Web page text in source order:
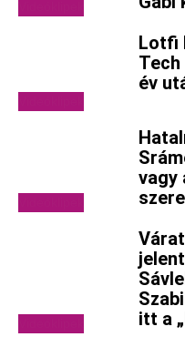
Lotfi
év
vagy
itt a